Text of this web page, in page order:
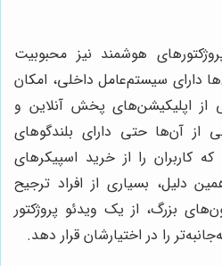
هوشمند نیز محبوبیت
دارای سیستم‌عامل داخلی، امکان
از اپلیکیشن‌های پخش آنلاین و
از آن‌ها حتی دارای بلندگوهای
کاربران را از خرید اسپیکرهای
دلیل، بسیاری از افراد ترجیح
بزرگ، از یک ویدئو پروژکتور
را در اختیارشان قرار دهد.